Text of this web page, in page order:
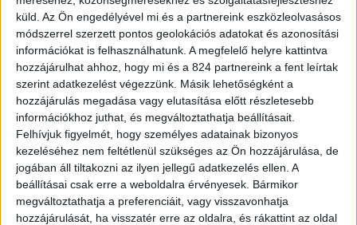
küld. Az Ön engedélyével mi és a partnereink eszközleolvasásos
módszerrel szerzett pontos geolokációs adatokat és azonosítási
információkat is felhasználhatunk. A megfelelő helyre kattintva
hozzájárulhat ahhoz, hogy mi és a 824 partnereink a fent leírtak
szerint adatkezelést végezzünk. Másik lehetőségként a
hozzájárulás megadása vagy elutasítása előtt részletesebb
információkhoz juthat, és megváltoztathatja beállításait.
Felhívjuk figyelmét, hogy személyes adatainak bizonyos
kezeléséhez nem feltétlenül szükséges az Ön hozzájárulása, de
jogában áll tiltakozni az ilyen jellegű adatkezelés ellen. A
beállításai csak erre a weboldalra érvényesek. Bármikor
megváltoztathatja a preferenciáit, vagy visszavonhatja
hozzájárulását, ha visszatér erre az oldalra, és rákattint az oldal
TELJES KÍNÁLAT